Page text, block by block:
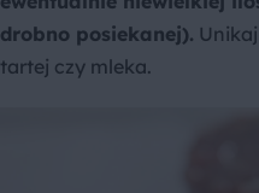
drobno posiekanej).
tartej czy mleka.